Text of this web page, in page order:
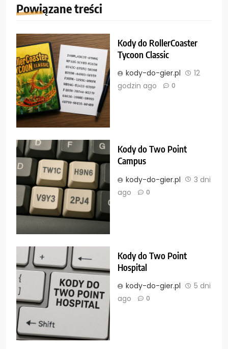
Powiązane treści
Kody do RollerCoaster
Tycoon Classic
kody-do-gier.pl
12
godzin ago
0
Kody do Two Point
Campus
kody-do-gier.pl
3 dni
ago
0
Kody do Two Point
Hospital
kody-do-gier.pl
5 dni
ago
0